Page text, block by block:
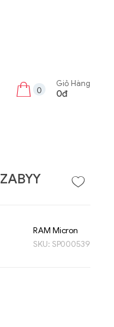
0
Giỏ Hàng
0đ
RAM Micron
SKU: SP000539
Bộ khung máy trạm
W332-Z00